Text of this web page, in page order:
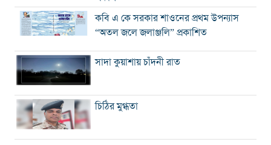
কবি এ কে সরকার শাওনের প্রথম উপন্যাস
“অতল জলে জলাঞ্জলি” প্রকাশিত
সাদা কুয়াশায় চাঁদনী রাত
চিঠির মুগ্ধতা